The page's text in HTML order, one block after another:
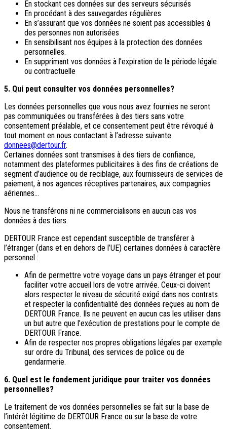
En stockant ces données sur des serveurs sécurisés
En procédant à des sauvegardes régulières
En s’assurant que vos données ne soient pas accessibles à
des personnes non autorisées
En sensibilisant nos équipes à la protection des données
personnelles.
En supprimant vos données à l’expiration de la période légale
ou contractuelle
5. Qui peut consulter vos données personnelles?
Les données personnelles que vous nous avez fournies ne seront
pas communiquées ou transférées à des tiers sans votre
consentement préalable, et ce consentement peut être révoqué à
tout moment en nous contactant à l’adresse suivante
donnees@dertour.fr.
Certaines données sont transmises à des tiers de confiance,
notamment des plateformes publicitaires à des fins de créations de
segment d’audience ou de reciblage, aux fournisseurs de services de
paiement, à nos agences réceptives partenaires, aux compagnies
aériennes…
Nous ne transférons ni ne commercialisons en aucun cas vos
données à des tiers.
DERTOUR France est cependant susceptible de transférer à
l’étranger (dans et en dehors de l’UE) certaines données à caractère
personnel :
Afin de permettre votre voyage dans un pays étranger et pour
faciliter votre accueil lors de votre arrivée. Ceux-ci doivent
alors respecter le niveau de sécurité exigé dans nos contrats
et respecter la confidentialité des données reçues au nom de
DERTOUR France. Ils ne peuvent en aucun cas les utiliser dans
un but autre que l’exécution de prestations pour le compte de
DERTOUR France.
Afin de respecter nos propres obligations légales par exemple
sur ordre du Tribunal, des services de police ou de
gendarmerie.
6. Quel est le fondement juridique pour traiter vos données
personnelles?
Le traitement de vos données personnelles se fait sur la base de
l’intérêt légitime de DERTOUR France ou sur la base de votre
consentement.